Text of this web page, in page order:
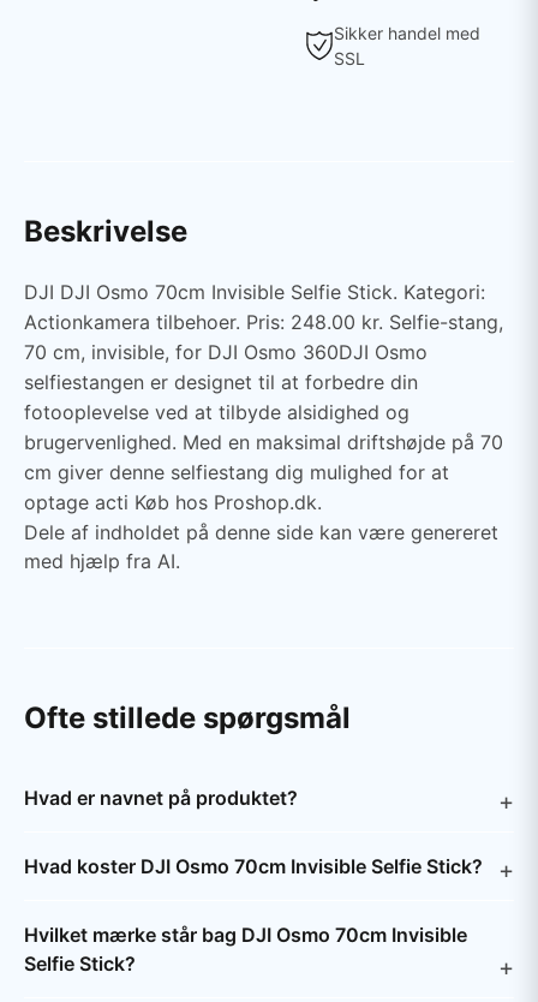
Sikker handel med
SSL
Beskrivelse
DJI DJI Osmo 70cm Invisible Selfie Stick. Kategori:
Actionkamera tilbehoer. Pris: 248.00 kr. Selfie-stang,
70 cm, invisible, for DJI Osmo 360DJI Osmo
selfiestangen er designet til at forbedre din
fotooplevelse ved at tilbyde alsidighed og
brugervenlighed. Med en maksimal driftshøjde på 70
cm giver denne selfiestang dig mulighed for at
optage acti Køb hos Proshop.dk.
Dele af indholdet på denne side kan være genereret
med hjælp fra AI.
Ofte stillede spørgsmål
Hvad er navnet på produktet?
Hvad koster DJI Osmo 70cm Invisible Selfie Stick?
Hvilket mærke står bag DJI Osmo 70cm Invisible
Selfie Stick?